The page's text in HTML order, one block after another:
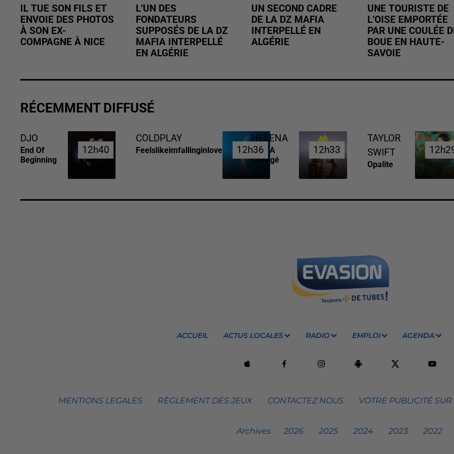
IL TUE SON FILS ET
ENVOIE DES PHOTOS
À SON EX-
COMPAGNE À NICE
L’UN DES
FONDATEURS
SUPPOSÉS DE LA DZ
MAFIA INTERPELLÉ
EN ALGÉRIE
UN SECOND CADRE
DE LA DZ MAFIA
INTERPELLÉ EN
ALGÉRIE
UNE TOURISTE DE
L’OISE EMPORTÉE
PAR UNE COULÉE
BOUE EN HAUTE-
SAVOIE
RÉCEMMENT DIFFUSÉ
DJO
End Of
Beginning
12h40
12h40
COLDPLAY
Feelslikeimfallinginlove 12h36
12h36
HELENA
Tout A
Changé
12h33
12h33
TAYLOR
SWIFT
Opalite
ACCUEIL ACTUS LOCALES RADIO EMPLOI AGENDA
MENTIONS LEGALES RÈGLEMENT DES JEUX CONTACTEZ NOUS VOTRE PUBLICITÉ
Archives 2026 2025 2024 2023 2022